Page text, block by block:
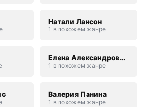
Натали Лансон
1 в похожем жанре
Елена Александровна Каламацкая
1 в похожем жанре
Валерия Панина
1 в похожем жанре